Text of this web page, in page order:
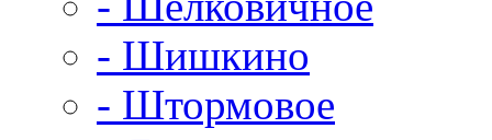
- Шишкино
- Штормовое